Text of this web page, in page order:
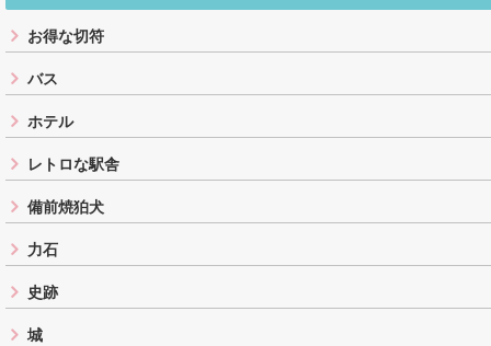
お得な切符
バス
ホテル
レトロな駅舎
備前焼狛犬
力石
史跡
城